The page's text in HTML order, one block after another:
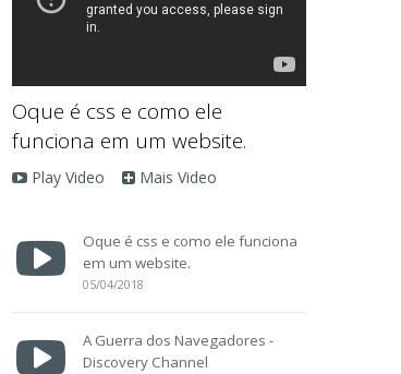
Oque é css e como ele
funciona em um website.
Play Video Mais Video
Oque é css e como ele funciona
em um website.
05/04/2018
A Guerra dos Navegadores -
Discovery Channel